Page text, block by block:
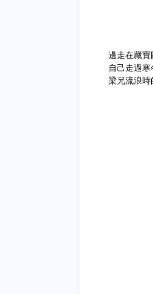
邊走在藏
自己走過
梁兄流浪時